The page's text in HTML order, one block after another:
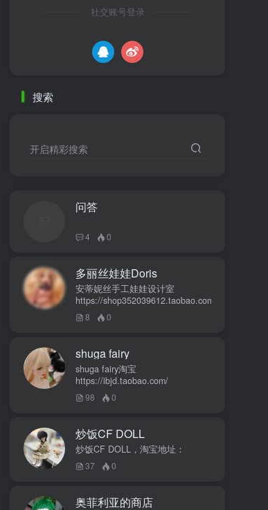
社交账号登录
搜索
开启精彩搜索
问答
4 0
多丽丝娃娃Doris
安蒂妮丝手工娃娃设计室
https://shop352039612.taobao.com
8 0
shuga fairy
shuga fairy淘宝
https://ibjd.taobao.com/
98 0
炒饭CF DOLL
炒饭CF DOLL，淘宝地址：
37 0
奥菲利亚的商店